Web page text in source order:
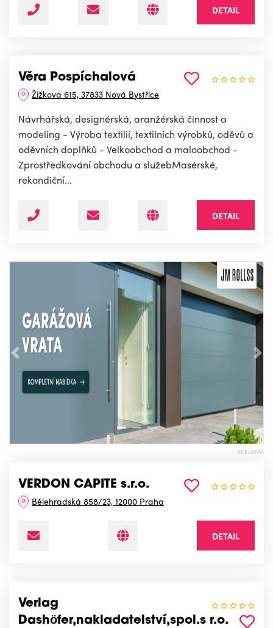
DETAIL
Věra Pospíchalová
Žižkova 615, 37833 Nová Bystřice
Návrhářská, designérská, aranžérská činnost a
modeling - Výroba textilií, textilních výrobků, oděvů a
oděvních doplňků - Velkoobchod a maloobchod -
Zprostředkování obchodu a služebMasérské,
rekondiční...
DETAIL
Předchozí
REKLAMA
VERDON CAPITE s.r.o.
Bělehradská 858/23, 12000 Praha
DETAIL
Verlag
Dashöfer,nakladatelství,spol.s r.o.